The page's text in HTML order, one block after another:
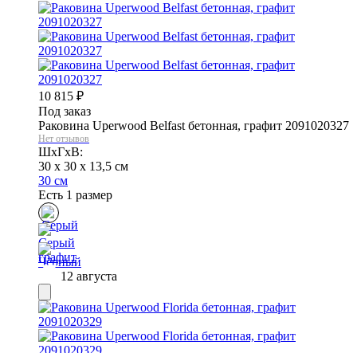
10 815 ₽
Под заказ
Раковина Uperwood Belfast бетонная, графит 2091020327
Нет отзывов
ШхГхВ:
30 x 30 x 13,5 см
30 см
Есть 1 размер
12 августа